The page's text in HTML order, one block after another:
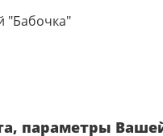
"Бабочка"
параметры